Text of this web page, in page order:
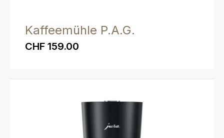
Kaffeemühle P.A.G.
CHF 159.00